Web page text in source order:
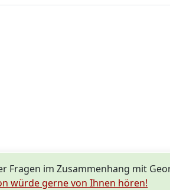
im Zusammenhang mit
würde gerne von Ihnen hören!